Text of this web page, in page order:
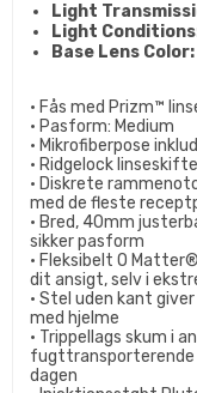
Light
Light
Base Lens
• Fås med Prizm™
• Pasform: Medium
• Mikrofiberpose
• Ridgelock
• Diskrete
med de fleste
• Bred, 40mm
sikker pasform
• Fleksibelt O
dit ansigt, selv i
• Stel uden kant
med hjelme
• Trippellags skum i
dagen